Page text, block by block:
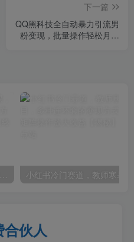
下一篇
QQ黑科技全自动暴力引流男
粉变现，批量操作轻松月入
蟹老板·打爆个人IP底层实操课，教你成熟专业的打造IP技能，全方位带你做成一个能商业化IP
伙人